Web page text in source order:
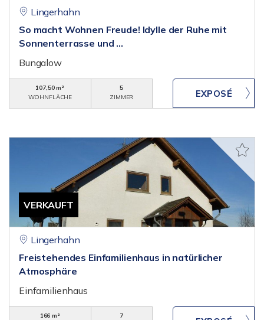
Lingerhahn
So macht Wohnen Freude! Idylle der Ruhe mit
Sonnenterrasse und ...
Bungalow
107,50 m²
WOHNFLÄCHE
5
ZIMMER
VERKAUFT
Lingerhahn
Freistehendes Einfamilienhaus in natürlicher
Atmosphäre
Einfamilienhaus
166 m²
7